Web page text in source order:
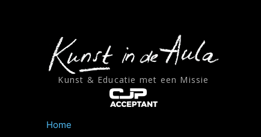
Kunst & Educatie met een Missie
Home